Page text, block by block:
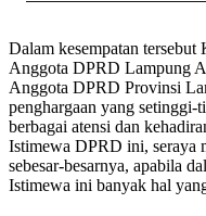
Dalam kesempatan
Anggota DPRD Lampung
Anggota DPRD Provinsi
penghargaan yang setinggi-
berbagai atensi dan
Istimewa DPRD ini, seraya
sebesar-besarnya, apabila
Istimewa ini banyak hal